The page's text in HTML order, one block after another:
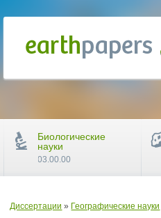
Диссертации » Географические науки
Биологические
науки
03.00.00